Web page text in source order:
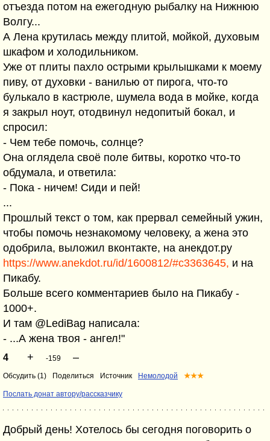
отъезда потом на ежегодную рыбалку на Нижнюю
Волгу...
А Лена крутилась между плитой, мойкой, духовым
шкафом и холодильником.
Уже от плиты пахло острыми крылышками к моему
пиву, от духовки - ванилью от пирога, что-то
булькало в кастрюле, шумела вода в мойке, когда
я закрыл ноут, отодвинул недопитый бокал, и
спросил:
- Чем тебе помочь, солнце?
Она оглядела своё поле битвы, коротко что-то
обдумала, и ответила:
- Пока - ничем! Сиди и пей!
...
Прошлый текст о том, как прервал семейный ужин,
чтобы помочь незнакомому человеку, а жена это
одобрила, выложил вконтакте, на анекдот.ру
https://www.anekdot.ru/id/1600812/#c3363645, и на
Пикабу.
Больше всего комментариев было на Пикабу -
1000+.
И там @LediBag написала:
- ...А жена твоя - ангел!"
4 + -159 –
Обсудить (1) Поделиться Источник Немолодой ★★★
Послать донат автору/рассказчику
Добрый день! Хотелось бы сегодня поговорить о